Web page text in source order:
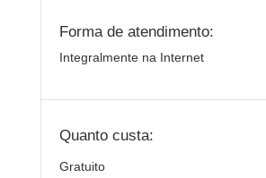
Forma de atendimento:
Integralmente na Internet
Quanto custa:
Gratuito